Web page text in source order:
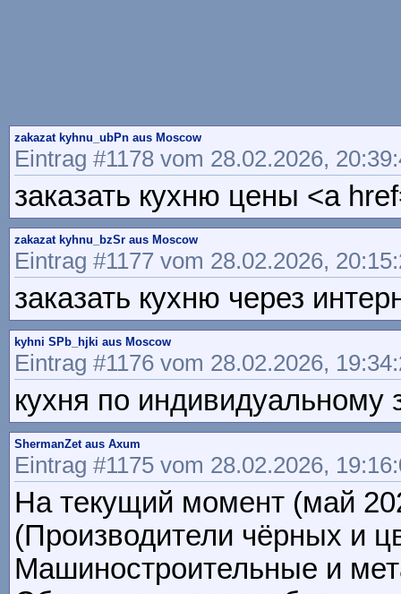
zakazat kyhnu_ubPn aus Moscow
Eintrag #1178 vom 28.02.2026,
заказать кухню цены <a
zakazat kyhnu_bzSr aus Moscow
Eintrag #1177 vom 28.02.2026,
заказать кухню через
kyhni SPb_hjki aus Moscow
Eintrag #1176 vom 28.02.2026,
кухня по индивидуальному
ShermanZet aus Axum
Eintrag #1175 vom 28.02.2026,
На текущий момент (май
(Производители чёрных и
Машиностроительные и